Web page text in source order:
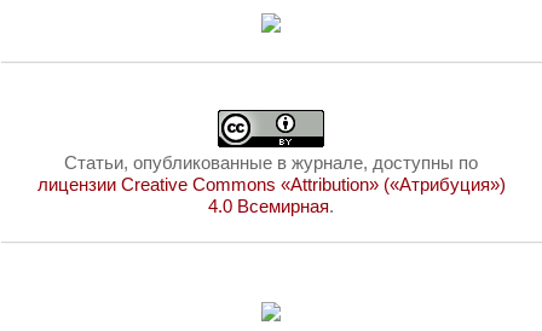
Статьи, опубликованные в журнале, доступны по
лицензии Creative Commons «Attribution» («Атрибуция»)
4.0 Всемирная.